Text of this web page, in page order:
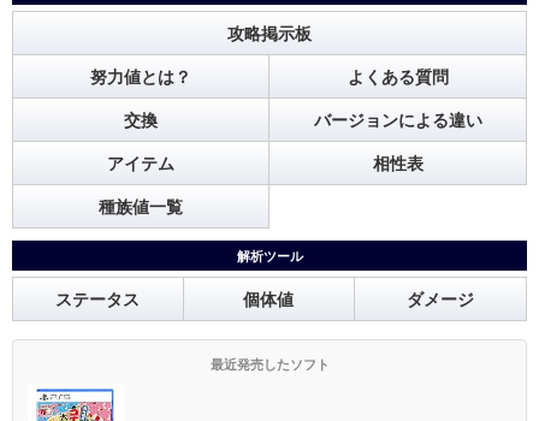
攻略掲示板
努力値とは？ よくある質問
交換 バージョンによる違い
アイテム 相性表
種族値一覧
解析ツール
ステータス 個体値 ダメージ
最近発売したソフト